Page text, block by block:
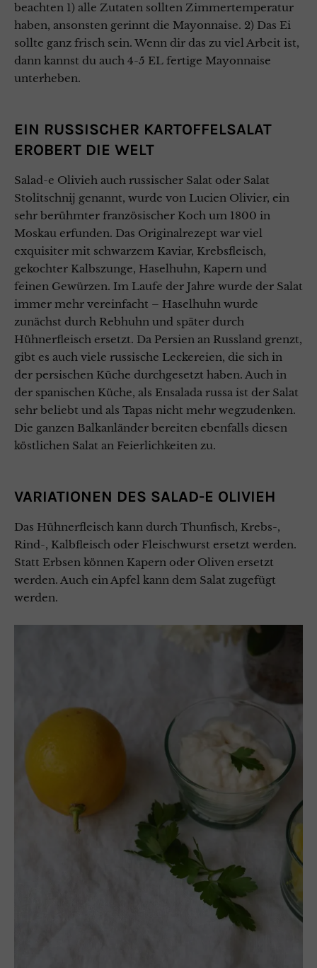
beachten 1) alle Zutaten sollten Zimmertemperatur
haben, ansonsten gerinnt die Mayonnaise. 2) Das Ei
sollte ganz frisch sein. Wenn dir das zu viel Arbeit ist,
dann kannst du auch 4-5 EL fertige Mayonnaise
unterheben.
EIN RUSSISCHER KARTOFFELSALAT
EROBERT DIE WELT
Salad-e Olivieh auch russischer Salat oder Salat
Stolitschnij genannt, wurde von Lucien Olivier, ein
sehr berühmter französischer Koch um 1800 in
Moskau erfunden. Das Originalrezept war viel
exquisiter mit schwarzem Kaviar, Krebsfleisch,
gekochter Kalbszunge, Haselhuhn, Kapern und
feinen Gewürzen. Im Laufe der Jahre wurde der Salat
immer mehr vereinfacht – Haselhuhn wurde
zunächst durch Rebhuhn und später durch
Hühnerfleisch ersetzt. Da Persien an Russland grenzt,
gibt es auch viele russische Leckereien, die sich in
der persischen Küche durchgesetzt haben. Auch in
der spanischen Küche, als Ensalada russa ist der Salat
sehr beliebt und als Tapas nicht mehr wegzudenken.
Die ganzen Balkanländer bereiten ebenfalls diesen
köstlichen Salat an Feierlichkeiten zu.
VARIATIONEN DES SALAD-E OLIVIEH
Das Hühnerfleisch kann durch Thunfisch, Krebs-,
Rind-, Kalbfleisch oder Fleischwurst ersetzt werden.
Statt Erbsen können Kapern oder Oliven ersetzt
werden. Auch ein Apfel kann dem Salat zugefügt
werden.